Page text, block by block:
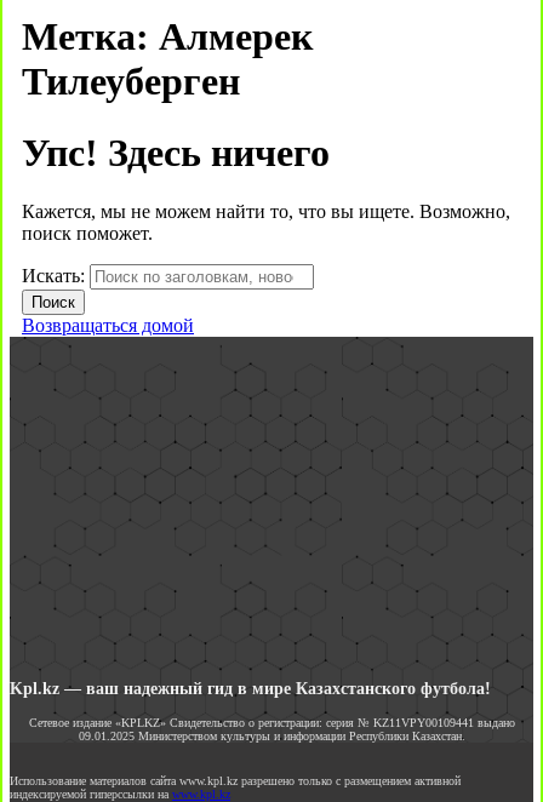
Метка: Алмерек
Тилеуберген
Упс! Здесь ничего
Кажется, мы не можем найти то, что вы ищете. Возможно,
поиск поможет.
Искать:
Возвращаться домой
Kpl.kz — ваш надежный гид в мире Казахстанского футбола!
Сетевое издание «KPLKZ» Свидетельство о регистрации: серия № KZ11VPY00109441 выдано
09.01.2025 Министерством культуры и информации Республики Казахстан.
Использование материалов сайта www.kpl.kz разрешено только с размещением активной
индексируемой гиперссылки на www.kpl.kz